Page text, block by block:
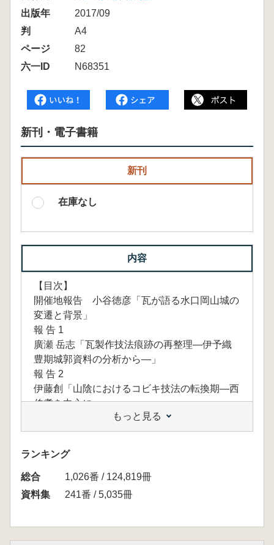
出版年
2017/09
判
A4
ページ
82
六一ID
N68351
新刊・電子書籍
新刊
在庫なし
内容
【目次】
開催地報告 小谷徳彦「瓦が語る水口岡山城の
変遷と背景」
報 告 1
廣瀬 岳志「瓦製作技法痕跡の再整理―伊予織
豊期城郭資料の分析から―」
報 告 2
伊藤創「山陰におけるコビキ技法の転換期―西
伯耆を中心に―」
木村 聡・池谷 信之「豊臣政権東端の瓦製作」
報 告 4
中山 圭「遺物としての瓦と陶磁器―九州の視
点から―」
滋賀県甲賀市教育委員会歴史文化財課 現地見
もっと見る
ランキング
総合
1,026番 / 124,819冊
資料集
241番 / 5,035冊